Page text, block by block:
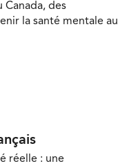
Canada, des
la santé mentale au
réelle : une